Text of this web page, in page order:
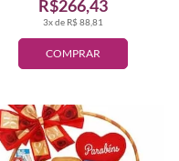
COMPRAR
3x de R$ 88,81
R$266,43